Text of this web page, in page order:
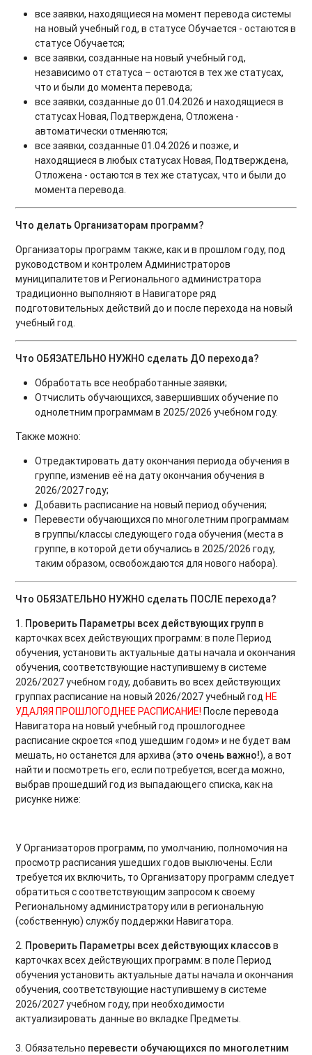
все заявки, находящиеся на момент перевода системы
на новый учебный год, в статусе Обучается - остаются в
статусе Обучается;
все заявки, созданные на новый учебный год,
независимо от статуса – остаются в тех же статусах,
что и были до момента перевода;
все заявки, созданные до 01.04.2026 и находящиеся в
статусах Новая, Подтверждена, Отложена -
автоматически отменяются;
все заявки, созданные 01.04.2026 и позже, и
находящиеся в любых статусах Новая, Подтверждена,
Отложена - остаются в тех же статусах, что и были до
момента перевода.
Что делать Организаторам программ?
Организаторы программ также, как и в прошлом году, под
руководством и контролем Администраторов
муниципалитетов и Регионального администратора
традиционно выполняют в Навигаторе ряд
подготовительных действий до и после перехода на новый
учебный год.
Что ОБЯЗАТЕЛЬНО НУЖНО сделать ДО перехода?
Обработать все необработанные заявки;
Отчислить обучающихся, завершивших обучение по
однолетним программам в 2025/2026 учебном году.
Также можно:
Отредактировать дату окончания периода обучения в
группе, изменив её на дату окончания обучения в
2026/2027 году;
Добавить расписание на новый период обучения;
Перевести обучающихся по многолетним программам
в группы/классы следующего года обучения (места в
группе, в которой дети обучались в 2025/2026 году,
таким образом, освобождаются для нового набора).
Что ОБЯЗАТЕЛЬНО НУЖНО сделать ПОСЛЕ перехода?
1. Проверить Параметры всех действующих групп в
карточках всех действующих программ: в поле Период
обучения, установить актуальные даты начала и окончания
обучения, соответствующие наступившему в системе
2026/2027 учебном году, добавить во всех действующих
группах расписание на новый 2026/2027 учебный годНЕ
УДАЛЯЯ ПРОШЛОГОДНЕЕ РАСПИСАНИЕ! После перевода
Навигатора на новый учебный год прошлогоднее
расписание скроется «под ушедшим годом» и не будет вам
мешать, но останется для архива (это очень важно!), а вот
найти и посмотреть его, если потребуется, всегда можно,
выбрав прошедший год из выпадающего списка, как на
рисунке ниже:
У Организаторов программ, по умолчанию, полномочия на
просмотр расписания ушедших годов выключены. Если
требуется их включить, то Организатору программ следует
обратиться с соответствующим запросом к своему
Региональному администратору или в региональную
(собственную) службу поддержки Навигатора.
2. Проверить Параметры всех действующих классовв
карточках всех действующих программ: в поле Период
обучения установить актуальные даты начала и окончания
обучения, соответствующие наступившему в системе
2026/2027 учебном году, при необходимости
актуализировать данные во вкладке Предметы.
3. Обязательно перевести обучающихся по многолетним